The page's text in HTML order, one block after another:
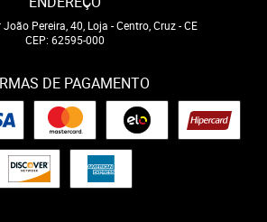
João Pereira, 40, Loja -Centro, Cruz-CE
CEP: 62595-000
DE PAGAMENTO